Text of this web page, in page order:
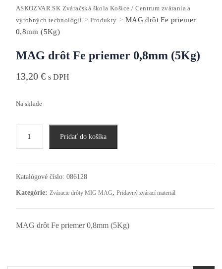
ASKOZVAR.SK Zváračská škola Košice / Centrum zvárania a
výrobných technológií >Produkty > MAG drôt Fe priemer
0,8mm (5Kg)
MAG drôt Fe priemer 0,8mm (5Kg)
13,20 € s DPH
Na sklade
Pridať do košíka
Katalógové číslo: 086128
Kategórie: Zváracie drôty MIG MAG, Prídavný zvárací materiál
MAG drôt Fe priemer 0,8mm (5Kg)